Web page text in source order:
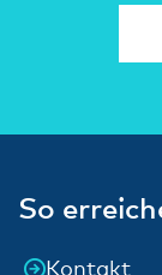
So
Kontakt